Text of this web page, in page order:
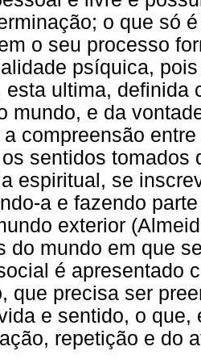
o que só
o seu processo
psíquica,
esta ultima, definida
mundo, e da
compreensão
sentidos tomados
espiritual, se
a e fazendo
exterior
do mundo em que
é apresentado
que precisa ser
e sentido, o
repetição e do